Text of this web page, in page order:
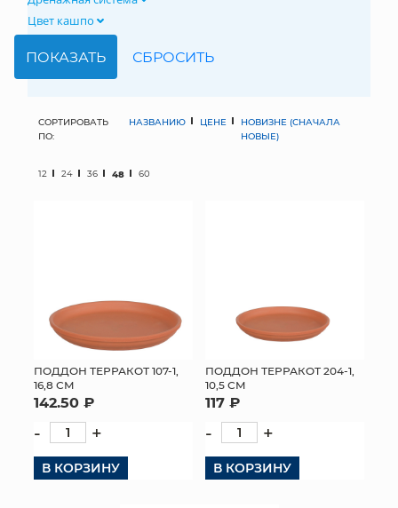
ИСКУССТВЕННЫЕ ЦВЕТЫ
ПАКЕТЫ И СУМКИ
ПОДАРОЧНЫЕ КАРТЫ
ТОРГОВЫЙ ЦЕНТР
ОПТОВЫМ КЛИЕНТАМ
Цвет кашпо
СОРТИРОВАТЬ
ПО:
НАЗВАНИЮ ЦЕНЕ
НОВИЗНЕ (СНАЧАЛА
НОВЫЕ)
12 24 36 48 60
ПОДДОН ТЕРРАКОТ 107-1,
16,8 СМ
142.50 ₽
- +
В КОРЗИНУ
ПОДДОН ТЕРРАКОТ 204-1,
10,5 СМ
117 ₽
- +
В КОРЗИНУ